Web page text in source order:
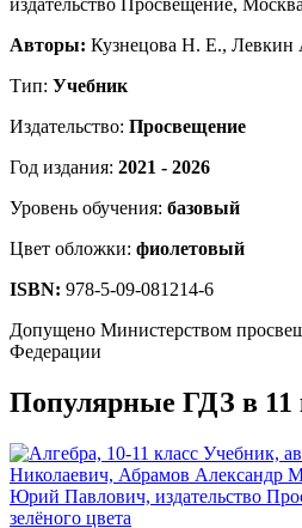
Авторы: Кузнецова Н. Е.,
Тип: Учебник
Издательство: Просвещение
Год издания: 2021 - 2026
Уровень обучения: базовый
Цвет обложки: фиолетовый
ISBN: 978-5-09-081214-6
Допущено Министерством
Федерации
Популярные ГДЗ в 11